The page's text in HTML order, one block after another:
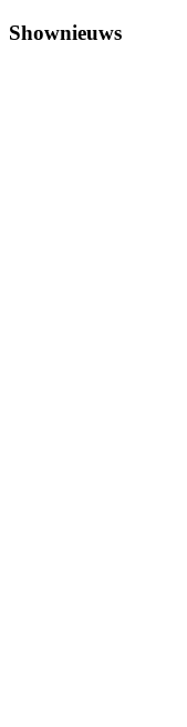
Shownieuws